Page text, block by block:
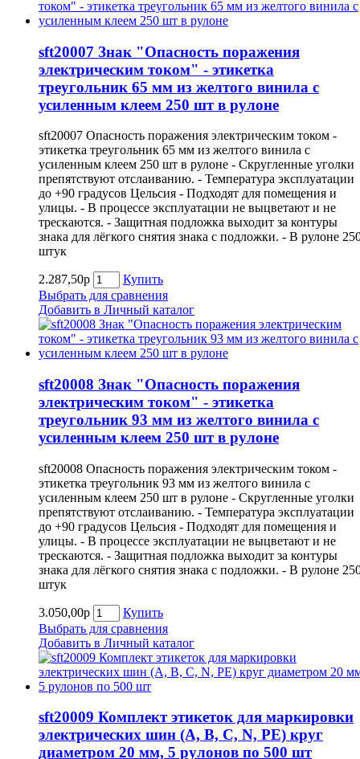
sft20007 Знак "Опасность поражения
электрическим током" - этикетка
треугольник 65 мм из желтого винила с
усиленным клеем 250 шт в рулоне
sft20007 Опасность поражения электрическим током -
этикетка треугольник 65 мм из желтого винила с
усиленным клеем 250 шт в рулоне - Скругленные уголки
препятствуют отслаиванию. - Температура эксплуатации
до +90 градусов Цельсия - Подходят для помещения и
улицы. - В процессе эксплуатации не выцветают и не
трескаются. - Защитная подложка выходит за контуры
знака для лёгкого снятия знака с подложки. - В рулоне
штук
2.287,50р
Купить
Выбрать для сравнения
Добавить в Личный каталог
sft20008 Знак "Опасность поражения
электрическим током" - этикетка
треугольник 93 мм из желтого винила с
усиленным клеем 250 шт в рулоне
sft20008 Опасность поражения электрическим током -
этикетка треугольник 93 мм из желтого винила с
усиленным клеем 250 шт в рулоне - Скругленные уголки
препятствуют отслаиванию. - Температура эксплуатации
до +90 градусов Цельсия - Подходят для помещения и
улицы. - В процессе эксплуатации не выцветают и не
трескаются. - Защитная подложка выходит за контуры
знака для лёгкого снятия знака с подложки. - В рулоне
штук
3.050,00р
Купить
Выбрать для сравнения
Добавить в Личный каталог
sft20009 Комплект этикеток для маркировки
электрических шин (A, B, С, N, PE) круг
диаметром 20 мм, 5 рулонов по 500 шт